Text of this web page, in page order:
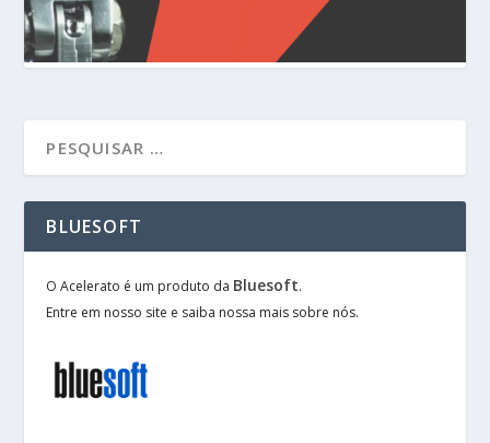
BLUESOFT
O Acelerato é um produto da Bluesoft.
Entre em nosso site e saiba nossa mais sobre nós.